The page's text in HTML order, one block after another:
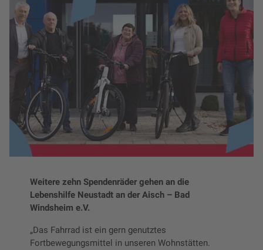
Weitere zehn Spendenräder gehen an die
Lebenshilfe Neustadt an der Aisch – Bad
Windsheim e.V.
„Das Fahrrad ist ein gern genutztes
Fortbewegungsmittel in unseren Wohnstätten.